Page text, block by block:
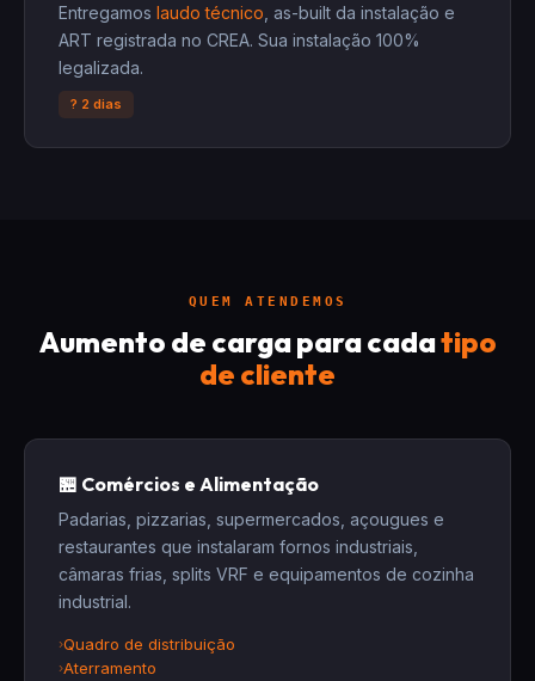
Entregamos laudo técnico , as-built da instalação e
ART registrada no CREA. Sua instalação 100%
legalizada.
? 2 dias
QUEM ATENDEMOS
Aumento de carga para cadatipo
de cliente
🏪 Comércios e Alimentação
Padarias, pizzarias, supermercados, açougues e
restaurantes que instalaram fornos industriais,
câmaras frias, splits VRF e equipamentos de cozinha
industrial.
Quadro de distribuição
Aterramento